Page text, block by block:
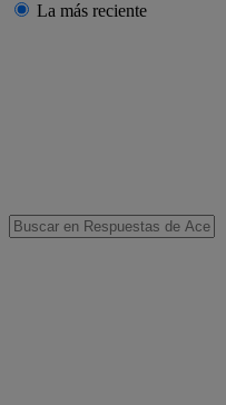
La más reciente